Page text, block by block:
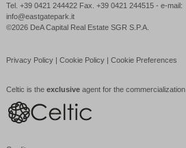
Tel. +39 0421 244422 Fax. +39 0421 244515 - e-mail:
info@eastgatepark.it
©2026 DeA Capital Real Estate SGR S.P.A.
Privacy Policy| Cookie Policy| Cookie Preferences
Celtic is the exclusiveagent for the commercialization